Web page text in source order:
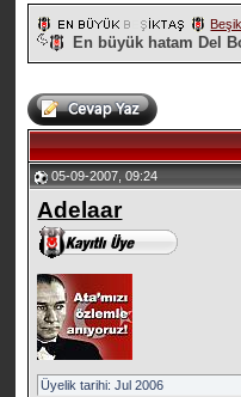
En büyük hatam Del
05-09-2007, 09:24
Adelaar
Üyelik tarihi: Jul 2006